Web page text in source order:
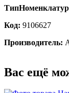
Код: 9106627
Производитель:
Вас ещё